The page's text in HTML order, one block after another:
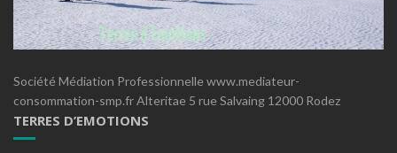
Société Médiation Professionnelle www.mediateur-
consommation-smp.fr Alteritae 5 rue Salvaing 12000 Rodez
TERRES D’EMOTIONS